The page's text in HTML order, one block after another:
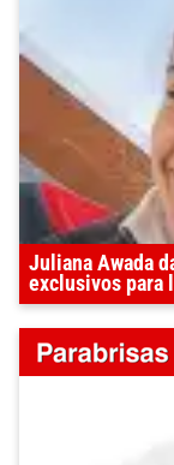
Juliana Awada
exclusivos para